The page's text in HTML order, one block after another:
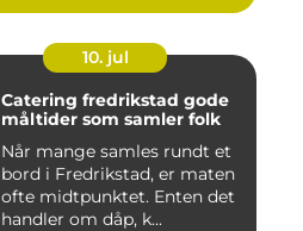
10. jul
Catering fredrikstad gode
måltider som samler folk
Når mange samles rundt et
bord i Fredrikstad, er maten
ofte midtpunktet. Enten det
handler om dåp, k...